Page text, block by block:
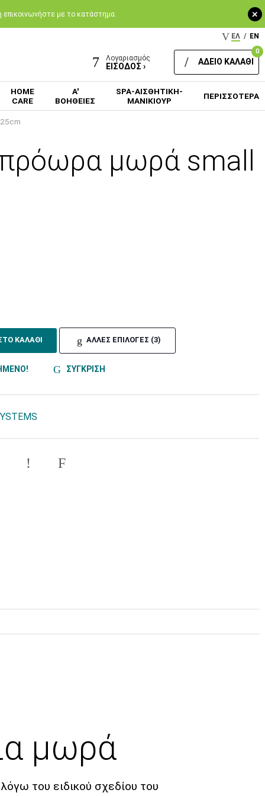
+
επικοινωνήστε με το κατάστημα.
ΕΛ / EN
Λογαριασμός
ΕΙΣΟΔΟΣ ›
0
ΑΔΕΙΟ ΚΑΛΑΘΙ
HOME
CARE
Α'
ΒΟΗΘΕΙΕΣ
SPA-ΑΙΣΘΗΤΙΚΗ-
ΜΑΝΙΚΙΟΥΡ
ΠΕΡΙΣΣΟΤΕΡΑ
πρόωρα μωρά small
ΚΑΛΑΘΙ ΑΛΛΕΣ ΕΠΙΛΟΓΕΣ (3)
ΣΥΓΚΡΙΣΗ
μωρά
του ειδικού σχεδίου του